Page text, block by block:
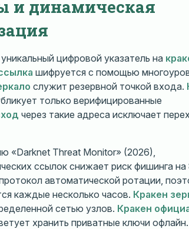
и динамическая
цифровой указатель на
шифруется с помощью
служит резервной точкой входа.
только верифицированные
через такие адреса исключает
«Darknet Threat Monitor» (2026),
ссылок снижает риск фишинга на
автоматической ротации,
каждые несколько часов. Кракен
сетью узлов. Кракен
хранить приватные ключи офлайн.